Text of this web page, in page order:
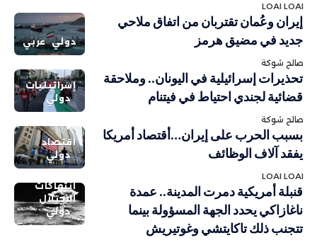
LOAI LOAI
دولي عربي
إيران وعُمان تقتربان من اتفاق ملاحي
جديد في مضيق هرمز
صالح شوكة
إسرائيليات
دولي
تحذيرات إسرائيلية في اليونان.. وملاحقة
قضائية لجندي احتياط في فيتنام
صالح شوكة
اقتصاد
دولي
بسبب الحرب على إيران…أقتصاد أمريكا
يفقد آلاف الوظائف
LOAI LOAI
انتهاكات
الاحتلال
دولي
قنبلة أمريكية دمرت المدينة.. عمدة
ناغازاكي يحدد الجهة المسؤولة بينما
تتجنب ذلك تاكايتشي وغوتيريش